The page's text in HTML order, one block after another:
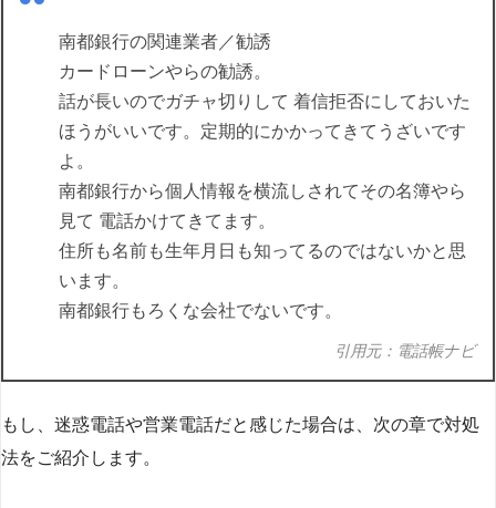
南都銀行の関連業者／勧誘
カードローンやらの勧誘。
話が長いのでガチャ切りして 着信拒否にしておいた
ほうがいいです。定期的にかかってきてうざいです
よ。
南都銀行から個人情報を横流しされてその名簿やら
見て 電話かけてきてます。
住所も名前も生年月日も知ってるのではないかと思
います。
南都銀行もろくな会社でないです。
引用元：電話帳ナビ
もし、迷惑電話や営業電話だと感じた場合は、次の章で対処
法をご紹介します。